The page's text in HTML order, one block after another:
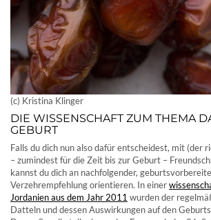
(c) Kristina Klinger
DIE WISSENSCHAFT ZUM THEMA
GEBURT
Falls du dich nun also dafür entscheidest, mit (der
– zumindest für die Zeit bis zur Geburt –
kannst du dich an nachfolgender,
Verzehrempfehlung orientieren. In einer
Jordanien aus dem Jahr 2011 wurden der
Datteln und dessen Auswirkungen auf den